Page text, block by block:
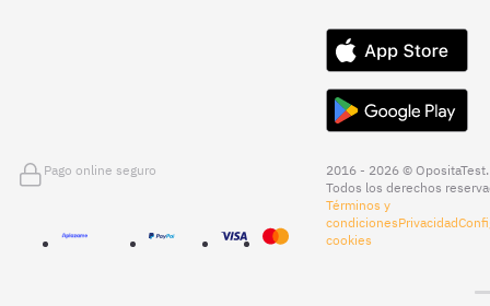
Pago online seguro
2016 - 2026 © OpositaTest.
Todos los derechos
Términos y
condicionesPrivacidad
cookies